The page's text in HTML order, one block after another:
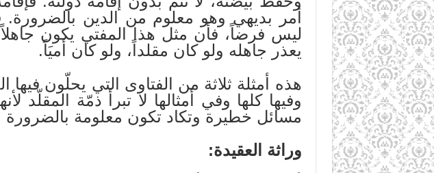
أمر بديهي وهو معلوم من الدين بالضرورة.
ليس فرضاً، فأن مثل هذا المفتي يكون
يعذر جاهله ولو كان مقلداً، ولو كان أميَاً.
هذه أمثلة ثلاثة من الفتاوى التي يحلّون
وفيها كلها وفي أمثالها لا تبرأ ذمّة المقلّد
مسائل خطيرة وتكاد تكون معلومة
وراثة العقيدة: